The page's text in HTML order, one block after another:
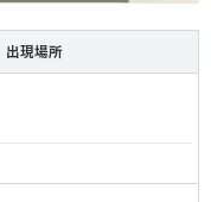
出現場所